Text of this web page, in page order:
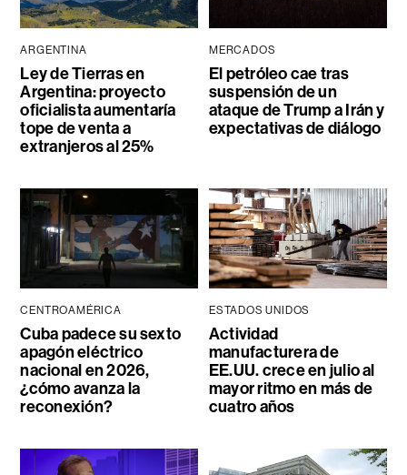
ARGENTINA
Ley de Tierras en
Argentina: proyecto
oficialista aumentaría
tope de venta a
extranjeros al 25%
MERCADOS
El petróleo cae tras
suspensión de un
ataque de Trump a Irán y
expectativas de diálogo
CENTROAMÉRICA
Cuba padece su sexto
apagón eléctrico
nacional en 2026,
¿cómo avanza la
reconexión?
ESTADOS UNIDOS
Actividad
manufacturera de
EE.UU. crece en julio al
mayor ritmo en más de
cuatro años